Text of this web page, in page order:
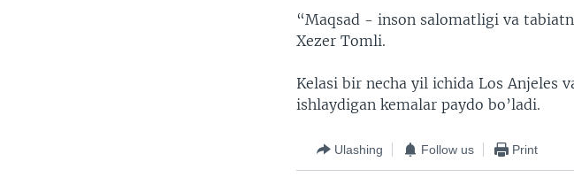
“Maqsad - inson salomatligi va
Xezer Tomli.
Kelasi bir necha yil ichida Los Anjeles
ishlaydigan kemalar paydo bo’ladi.
Ulashing Follow us Print